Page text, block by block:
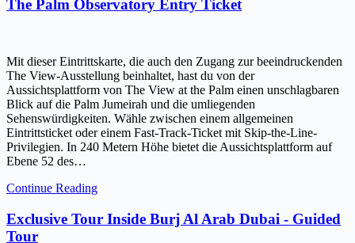
The Palm Observatory Entry Ticket
Mit dieser Eintrittskarte, die auch den Zugang zur beeindruckenden
The View-Ausstellung beinhaltet, hast du von der
Aussichtsplattform von The View at the Palm einen unschlagbaren
Blick auf die Palm Jumeirah und die umliegenden
Sehenswürdigkeiten. Wähle zwischen einem allgemeinen
Eintrittsticket oder einem Fast-Track-Ticket mit Skip-the-Line-
Privilegien. In 240 Metern Höhe bietet die Aussichtsplattform auf
Ebene 52 des…
Continue Reading
Exclusive Tour Inside Burj Al Arab Dubai - Guided
Tour